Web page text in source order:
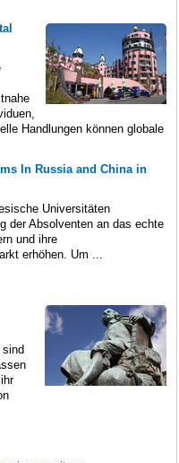
Handlungen können globale
In Russia and China in
Universitäten
der Absolventen an das echte
und ihre
erhöhen. Um ...